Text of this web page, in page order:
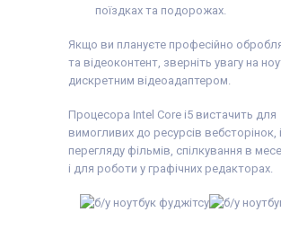
поїздках та подорожах.
Якщо ви плануєте професійно
та відеоконтент, зверніть увагу на
дискретним відеоадаптером.
Процесора Intel Core i5 вистачить для
вимогливих до ресурсів вебсторінок,
перегляду фільмів, спілкування в
і для роботи у графічних редакторах.